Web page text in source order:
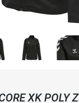
XK POLY